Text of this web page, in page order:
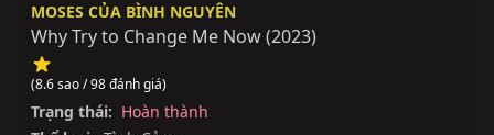
MOSES CỦA BÌNH NGUYÊN
Why Try to Change Me Now(2023)
(8.6 sao / 98 đánh giá)
Trạng thái: Hoàn thành